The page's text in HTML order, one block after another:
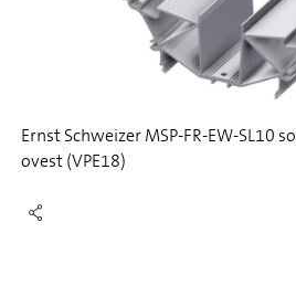
Ernst Schweizer MSP-FR-EW-SL10
ovest (VPE18)